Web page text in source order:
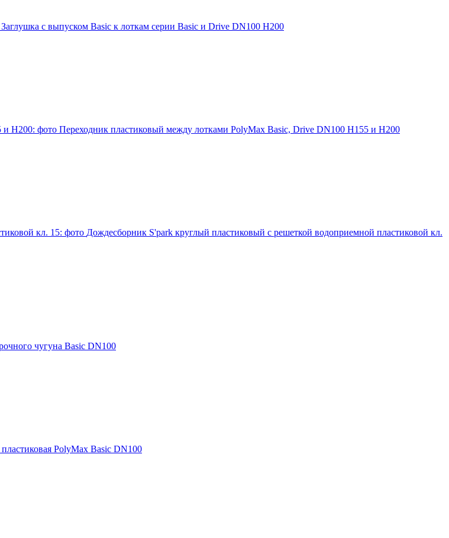
Заглушка с выпуском Basic к лоткам серии Basic и Drive DN100 H200
Переходник пластиковый между лотками PolyMax Basic, Drive DN100 H155 и H200
Дождесборник S'park круглый пластиковый с решеткой водоприемной пластиковой кл.
чугуна Basic DN100
PolyMax Basic DN100